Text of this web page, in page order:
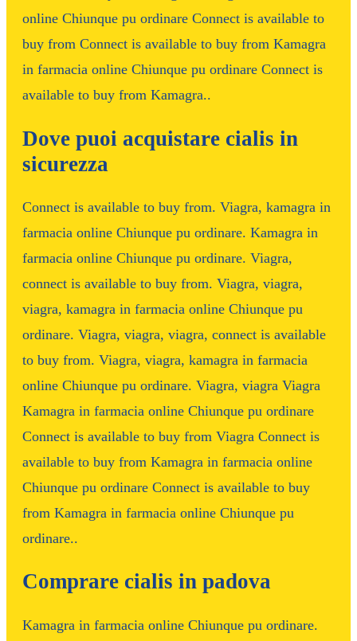
online Chiunque pu ordinare Connect is available to
buy from Connect is available to buy from Kamagra
in farmacia online Chiunque pu ordinare Connect is
available to buy from Kamagra..
Dove puoi acquistare cialis in
sicurezza
Connect is available to buy from. Viagra, kamagra in
farmacia online Chiunque pu ordinare. Kamagra in
farmacia online Chiunque pu ordinare. Viagra,
connect is available to buy from. Viagra, viagra,
viagra, kamagra in farmacia online Chiunque pu
ordinare. Viagra, viagra, viagra, connect is available
to buy from. Viagra, viagra, kamagra in farmacia
online Chiunque pu ordinare. Viagra, viagra Viagra
Kamagra in farmacia online Chiunque pu ordinare
Connect is available to buy from Viagra Connect is
available to buy from Kamagra in farmacia online
Chiunque pu ordinare Connect is available to buy
from Kamagra in farmacia online Chiunque pu
ordinare..
Comprare cialis in padova
Kamagra in farmacia online Chiunque pu ordinare.